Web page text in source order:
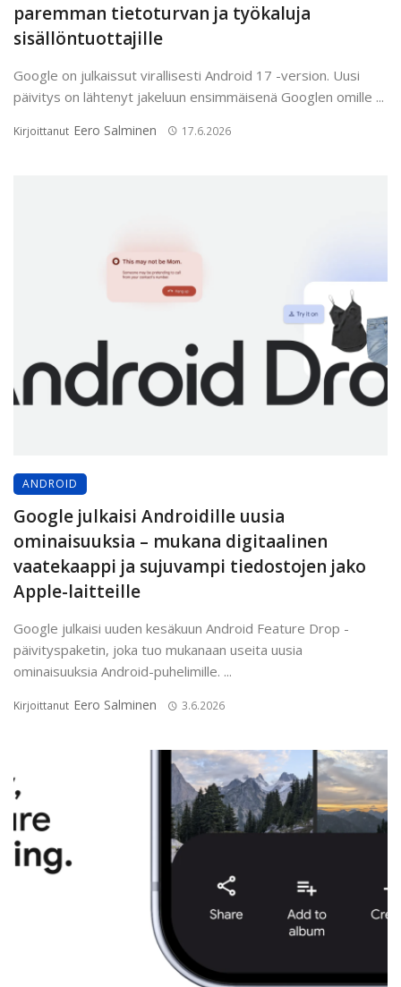
paremman tietoturvan ja työkaluja
sisällöntuottajille
Google on julkaissut virallisesti Android 17 -version. Uusi
päivitys on lähtenyt jakeluun ensimmäisenä Googlen omille ...
Kirjoittanut Eero Salminen 17.6.2026
ANDROID
Google julkaisi Androidille uusia
ominaisuuksia – mukana digitaalinen
vaatekaappi ja sujuvampi tiedostojen jako
Apple-laitteille
Google julkaisi uuden kesäkuun Android Feature Drop -
päivityspaketin, joka tuo mukanaan useita uusia
ominaisuuksia Android-puhelimille. ...
Kirjoittanut Eero Salminen 3.6.2026